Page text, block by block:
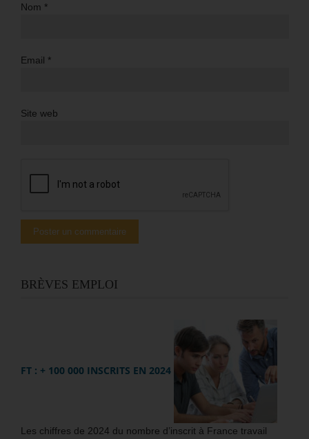
Nom *
Email *
Site web
BRÈVES EMPLOI
FT : + 100 000 INSCRITS EN 2024
Les chiffres de 2024 du nombre d’inscrit à France travail